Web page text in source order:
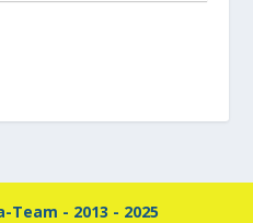
Team - 2013 - 2025